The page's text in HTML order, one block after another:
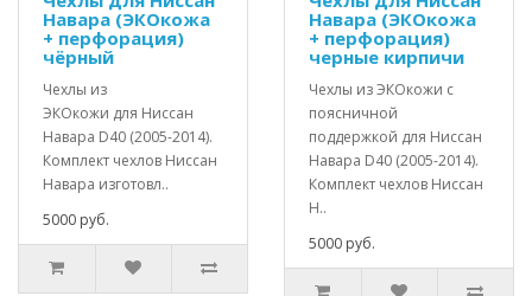
Навара (ЭКОкожа
+ перфорация)
чёрный
Чехлы из
ЭКОкожи для Ниссан
Навара D40 (2005-2014).
Комплект чехлов Ниссан
Навара изготовл..
5000 руб.
Навара (ЭКОкожа
+ перфорация)
черные кирпичи
Чехлы из ЭКОкожи с
поясничной
поддержкой для Ниссан
Навара D40 (2005-2014).
Комплект чехлов Ниссан
Н..
5000 руб.